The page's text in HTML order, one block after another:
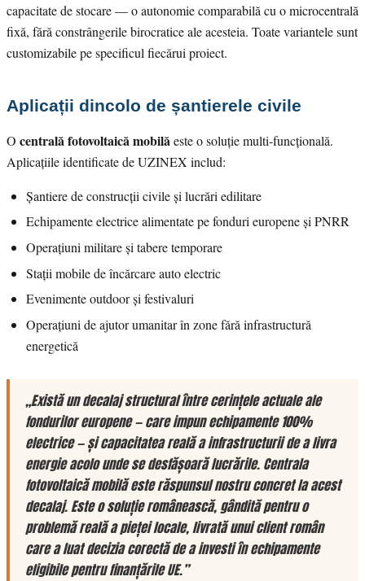
capacitate de stocare — o autonomie comparabilă cu o microcentrală
fixă, fără constrângerile birocratice ale acesteia. Toate variantele sunt
customizabile pe specificul fiecărui proiect.
Aplicații dincolo de șantierele civile
O centrală fotovoltaică mobilăeste o soluție multi-funcțională.
Aplicațiile identificate de UZINEX includ:
Șantiere de construcții civile și lucrări edilitare
Echipamente electrice alimentate pe fonduri europene și PNRR
Operațiuni militare și tabere temporare
Stații mobile de încărcare auto electric
Evenimente outdoor și festivaluri
Operațiuni de ajutor umanitar în zone fără infrastructură
energetică
„Există un decalaj structural între cerințele actuale ale
fondurilor europene — care impun echipamente 100%
electrice — și capacitatea reală a infrastructurii de a livra
energie acolo unde se desfășoară lucrările. Centrala
fotovoltaică mobilă este răspunsul nostru concret la acest
decalaj. Este o soluție românească, gândită pentru o
problemă reală a pieței locale, livrată unui client român
care a luat decizia corectă de a investi în echipamente
eligibile pentru finanțările UE.”